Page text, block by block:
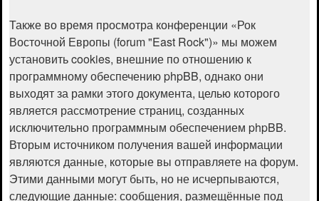
Также во время просмотра конференции «Рок
Восточной Европы (forum "East Rock")» мы можем
установить cookies, внешние по отношению к
программному обеспечению phpBB, однако они
выходят за рамки этого документа, целью которого
является рассмотрение страниц, созданных
исключительно программным обеспечением phpBB.
Вторым источником получения вашей информации
являются данные, которые вы отправляете на форум.
Этими данными могут быть, но не исчерпываются,
следующие данные: сообщения, размещённые под